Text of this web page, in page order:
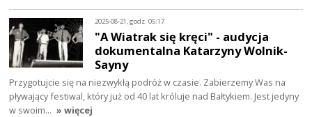
2025-08-21, godz. 05:17
"A Wiatrak się kręci" - audycja
dokumentalna Katarzyny Wolnik-
Sayny
Przygotujcie się na niezwykłą podróż w czasie. Zabierzemy Was na
pływający festiwal, który już od 40 lat króluje nad Bałtykiem. Jest jedyny
w swoim… » więcej